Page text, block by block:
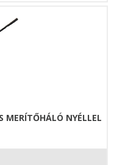
MERÍTŐHÁLÓ NYÉLLEL